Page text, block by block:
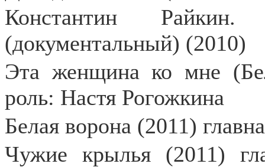
Константин
(документальный) (2010)
Эта женщина ко мне
роль: Настя Рогожкина
Белая ворона (2011)
Чужие крылья (2011)